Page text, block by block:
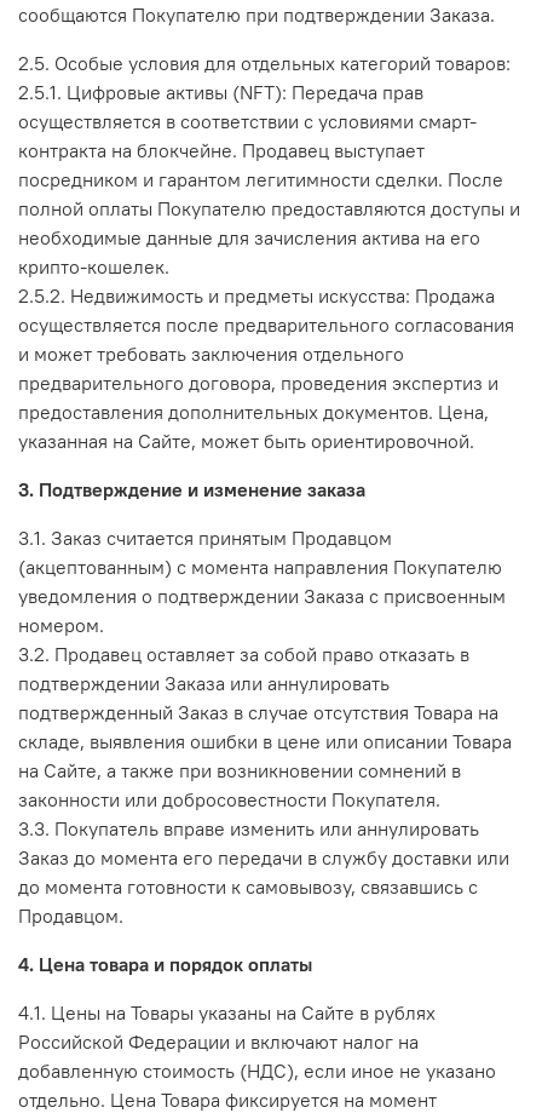
сообщаются Покупателю при подтверждении Заказа.
2.5. Особые условия для отдельных категорий товаров:
2.5.1. Цифровые активы (NFT): Передача прав
осуществляется в соответствии с условиями смарт-
контракта на блокчейне. Продавец выступает
посредником и гарантом легитимности сделки. После
полной оплаты Покупателю предоставляются доступы и
необходимые данные для зачисления актива на его
крипто-кошелек.
2.5.2. Недвижимость и предметы искусства: Продажа
осуществляется после предварительного согласования
и может требовать заключения отдельного
предварительного договора, проведения экспертиз и
предоставления дополнительных документов. Цена,
указанная на Сайте, может быть ориентировочной.
3. Подтверждение и изменение заказа
3.1. Заказ считается принятым Продавцом
(акцептованным) с момента направления Покупателю
уведомления о подтверждении Заказа с присвоенным
номером.
3.2. Продавец оставляет за собой право отказать в
подтверждении Заказа или аннулировать
подтвержденный Заказ в случае отсутствия Товара на
складе, выявления ошибки в цене или описании Товара
на Сайте, а также при возникновении сомнений в
законности или добросовестности Покупателя.
3.3. Покупатель вправе изменить или аннулировать
Заказ до момента его передачи в службу доставки или
до момента готовности к самовывозу, связавшись с
Продавцом.
4. Цена товара и порядок оплаты
4.1. Цены на Товары указаны на Сайте в рублях
Российской Федерации и включают налог на
добавленную стоимость (НДС), если иное не указано
отдельно. Цена Товара фиксируется на момент